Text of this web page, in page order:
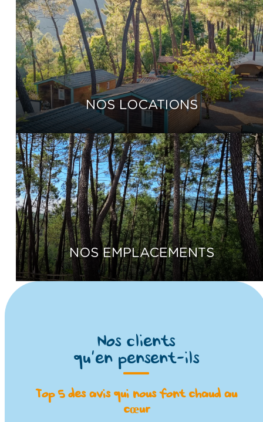
NOS LOCATIONS
NOS EMPLACEMENTS
Nos clients
qu’en pensent-ils
Top 5 des avis qui nous font chaud au
cœur